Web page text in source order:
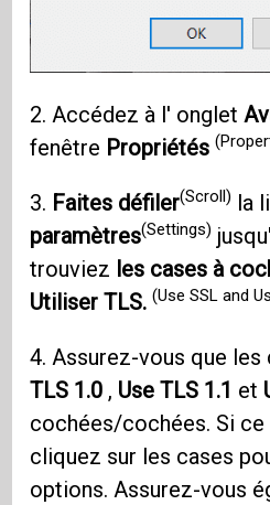
2. Accédez à l' onglet
fenêtre Propriétés
3. Faites défiler(Scroll) la
paramètres(Settings)
trouviez les cases à
Utiliser TLS.(Use SSL and
4. Assurez-vous que les
TLS 1.0 , Use TLS 1.1 et
cochées/cochées. Si ce
cliquez sur les cases
options. Assurez-vous